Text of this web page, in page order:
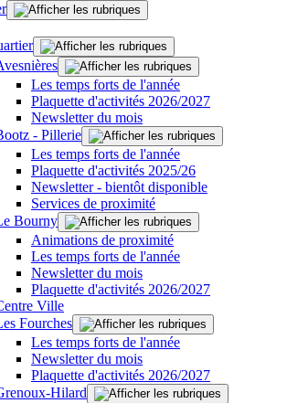
Les temps forts de l'année
Plaquette d'activités 2026/2027
Newsletter du mois
- Pillerie
Les temps forts de l'année
Plaquette d'activités 2025/26
Newsletter - bientôt disponible
Services de proximité
Bourny
Animations de proximité
Les temps forts de l'année
Newsletter du mois
Plaquette d'activités 2026/2027
Ville
Fourches
Les temps forts de l'année
Newsletter du mois
Plaquette d'activités 2026/2027
Hilard